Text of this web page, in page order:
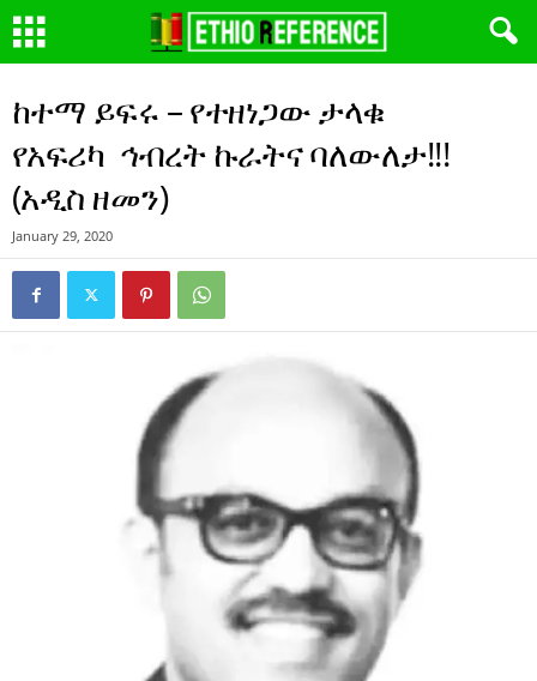
ከተማ ይፍሩ – የተዘነጋው ታላቁ
የአፍሪካ ኅብረት ኩራትና ባለውለታ!!!
(አዲስ ዘመን)
January 29, 2020